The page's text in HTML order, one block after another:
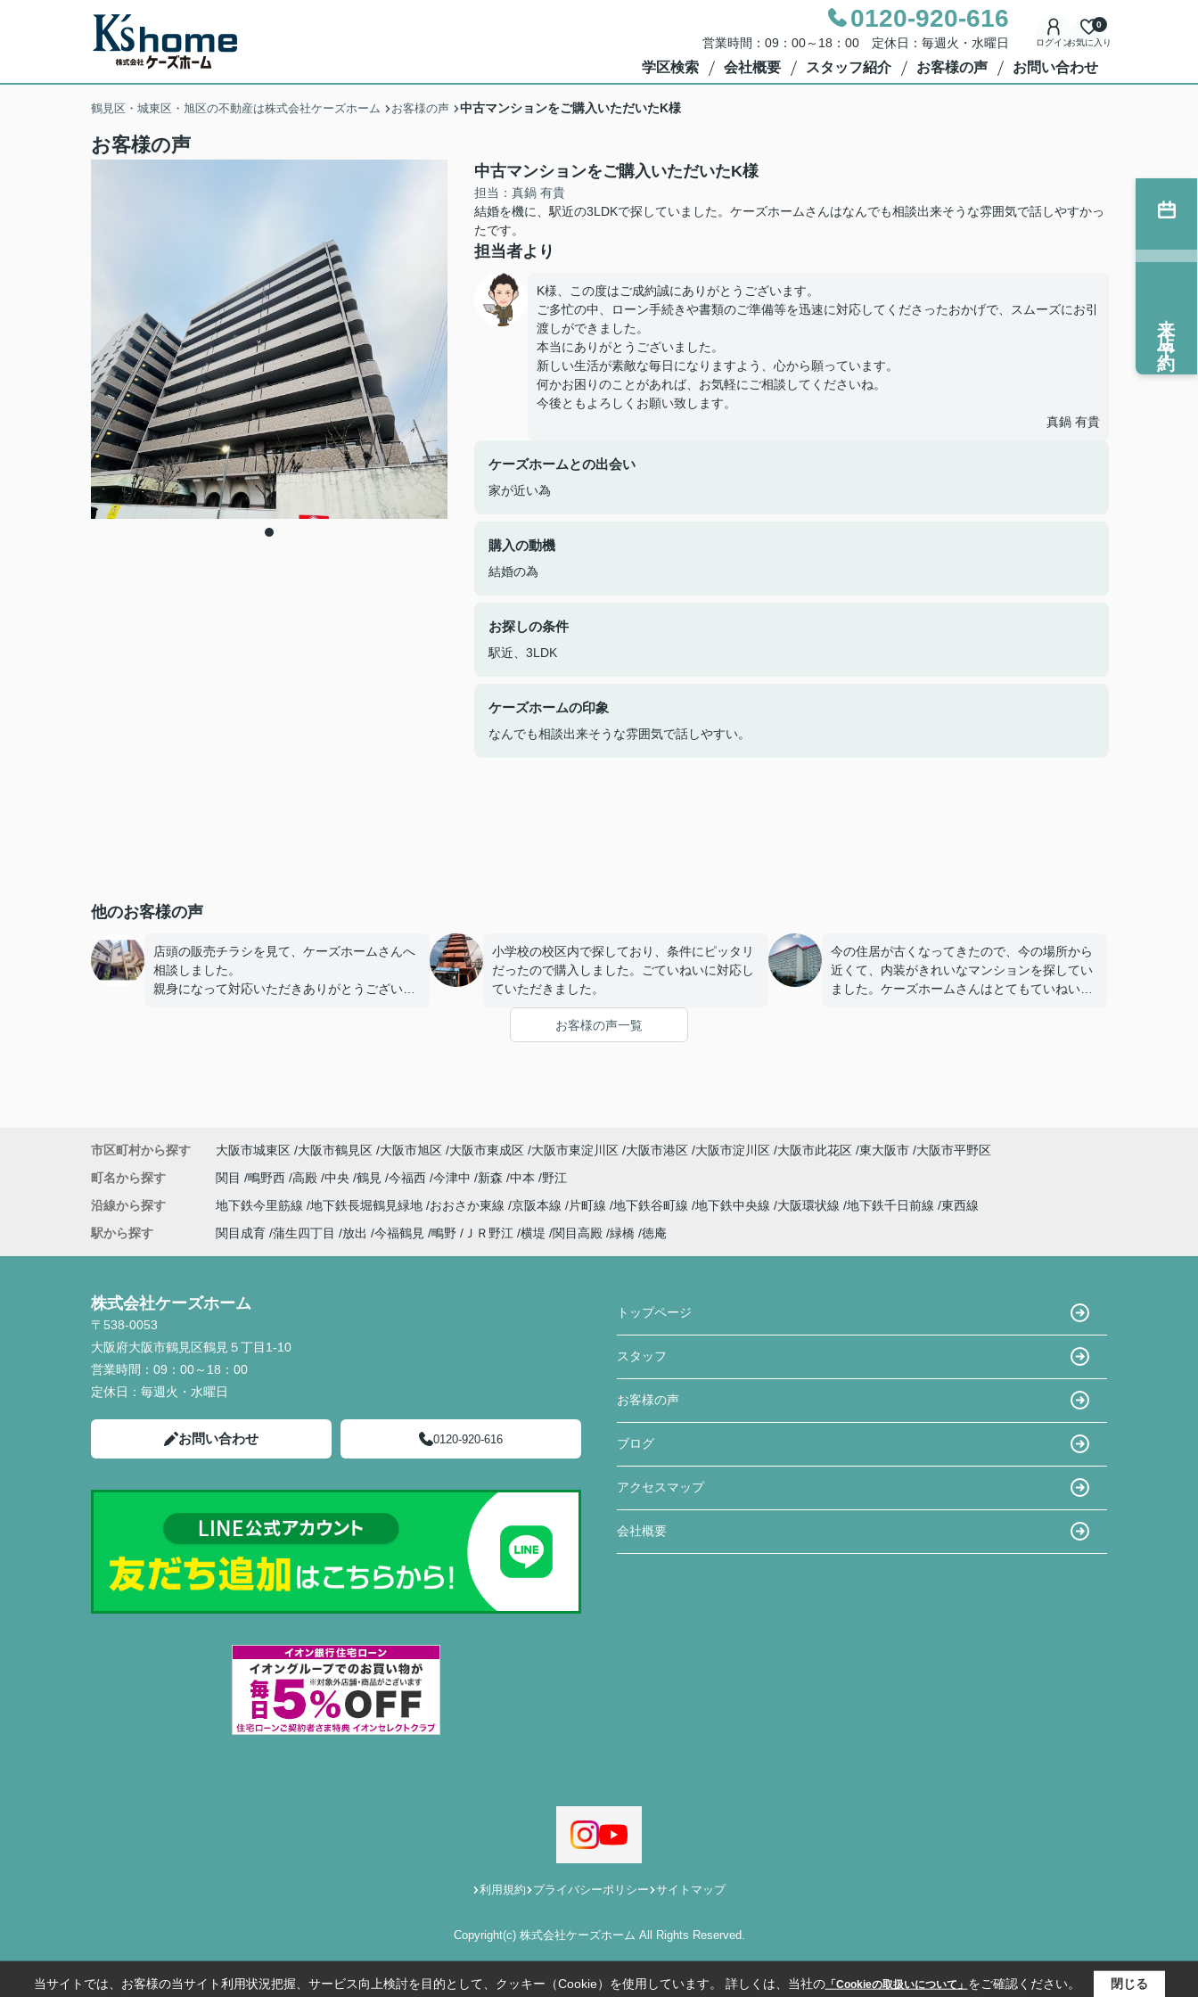
0120-920-616
営業時間：09：00～18：00 定休日：毎週火・水曜日 ログインお気に入り
0
学区検索 会社概要 スタッフ紹介 お客様の声 お問い合わせ
鶴見区・城東区・旭区の不動産は株式会社ケーズホーム お客様の声 中古マンションをご購入いただいたK様
お客様の声
中古マンションをご購入いただいたK様
担当：真鍋 有貴
結婚を機に、駅近の3LDKで探していました。ケーズホームさんはなんでも相談出来そうな雰囲気で話しやすかっ
たです。
担当者より
K様、この度はご成約誠にありがとうございます。
ご多忙の中、ローン手続きや書類のご準備等を迅速に対応してくださったおかげで、スムーズにお引
渡しができました。
本当にありがとうございました。
新しい生活が素敵な毎日になりますよう、心から願っています。
何かお困りのことがあれば、お気軽にご相談してくださいね。
今後ともよろしくお願い致します。
真鍋 有貴
ケーズホームとの出会い
家が近い為
購入の動機
結婚の為
お探しの条件
駅近、3LDK
ケーズホームの印象
なんでも相談出来そうな雰囲気で話しやすい。
他のお客様の声
店頭の販売チラシを見て、ケーズホームさんへ
相談しました。
親身になって対応いただきありがとうございま
小学校の校区内で探しており、条件にピッタリ
だったので購入しました。ごていねいに対応し
ていただきました。
今の住居が古くなってきたので、今の場所から
近くて、内装がきれいなマンションを探してい
ました。ケーズホームさんはとてもていねいな
お客様の声一覧
来店予約
市区町村から探す 大阪市城東区 大阪市鶴見区 大阪市旭区 大阪市東成区 大阪市東淀川区 大阪市港区 大阪市淀川区 大阪市此花区 東大阪市 大阪市平野区
町名から探す
関目 鴫野西 高殿 中央 鶴見 今福西 今津中 新森 中本
野江
沿線から探す
地下鉄今里筋線 地下鉄長堀鶴見緑地 おおさか東線 京阪本線 片町線 地下鉄谷町線 地下鉄中央線 大阪環状線 地下鉄千日前線 東西線
駅から探す
関目成育 蒲生四丁目 放出 今福鶴見 鴫野 ＪＲ野江 横堤 関目高殿 緑橋 徳庵
株式会社ケーズホーム
〒538-0053
大阪府大阪市鶴見区鶴見５丁目1-10
営業時間： 09：00～18：00
定休日： 毎週火・水曜日
お問い合わせ 0120-920-616
トップページ
スタッフ
お客様の声
ブログ
アクセスマップ
会社概要
利用規約 プライバシーポリシー サイトマップ
Copyright(c) 株式会社ケーズホーム All Rights Reserved.
当サイトでは、お客様の当サイト利用状況把握、サービス向上検討を目的として、クッキー（Cookie）を使用しています。 詳しくは、当社の「Cookieの取扱いについて」 をご確認ください。 閉じる